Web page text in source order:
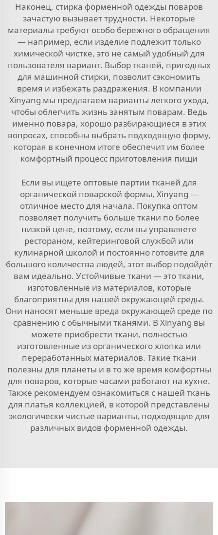
Наконец, стирка форменной одежды поваров
зачастую вызывает трудности. Некоторые
материалы требуют особо бережного обращения
— например, если изделие подлежит только
химической чистке, это не самый удобный для
пользователя вариант. Выбор тканей, пригодных
для машинной стирки, позволит сэкономить
время и избежать раздражения. В компании
Xinyang мы предлагаем варианты легкого ухода,
чтобы облегчить жизнь занятым поварам. Ведь
именно повара, хорошо разбирающиеся в этих
вопросах, способны выбрать подходящую форму,
которая в конечном итоге обеспечит им более
комфортный процесс приготовления пищи
Если вы ищете оптовые партии тканей для
органической поварской формы, Xinyang —
отличное место для начала. Покупка оптом
позволяет получить больше ткани по более
низкой цене, поэтому, если вы управляете
рестораном, кейтеринговой службой или
кулинарной школой и постоянно готовите для
большого количества людей, этот выбор подойдёт
вам идеально. Устойчивые ткани — это ткани,
изготовленные из материалов, которые
благоприятны для нашей окружающей среды.
Они наносят меньше вреда окружающей среде по
сравнению с обычными тканями. В Xinyang вы
можете приобрести ткани, полностью
изготовленные из органического хлопка или
переработанных материалов. Такие ткани
полезны для планеты и в то же время комфортны
для поваров, которые часами работают на кухне.
Также рекомендуем ознакомиться с нашей ткань
для платья коллекцией, в которой представлены
экологически чистые варианты, подходящие для
различных видов форменной одежды.